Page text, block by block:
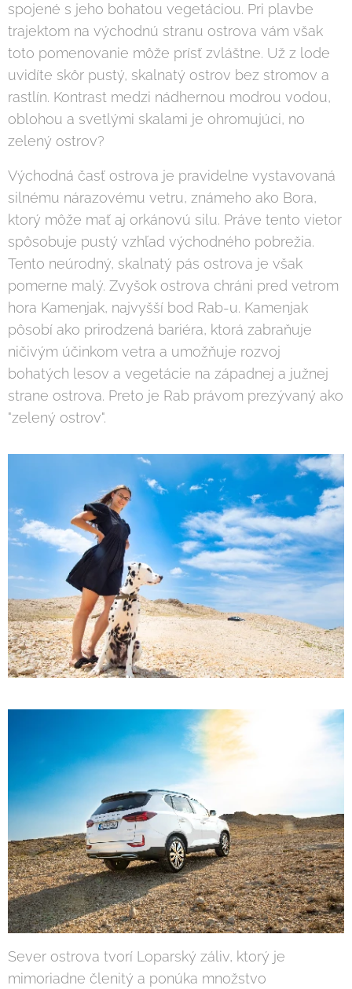
spojené s jeho bohatou vegetáciou. Pri plavbe
trajektom na východnú stranu ostrova vám však
toto pomenovanie môže prísť zvláštne. Už z lode
uvidíte skôr pustý, skalnatý ostrov bez stromov a
rastlín. Kontrast medzi nádhernou modrou vodou,
oblohou a svetlými skalami je ohromujúci, no
zelený ostrov?
Východná časť ostrova je pravidelne vystavovaná
silnému nárazovému vetru, známeho ako Bora,
ktorý môže mať aj orkánovú silu. Práve tento vietor
spôsobuje pustý vzhľad východného pobrežia.
Tento neúrodný, skalnatý pás ostrova je však
pomerne malý. Zvyšok ostrova chráni pred vetrom
hora Kamenjak, najvyšší bod Rab-u. Kamenjak
pôsobí ako prirodzená bariéra, ktorá zabraňuje
ničivým účinkom vetra a umožňuje rozvoj
bohatých lesov a vegetácie na západnej a južnej
strane ostrova. Preto je Rab právom prezývaný ako
"zelený ostrov".
Sever ostrova tvorí Loparský záliv, ktorý je
mimoriadne členitý a ponúka množstvo